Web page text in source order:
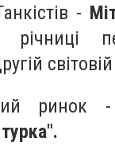
-
річниці
світовій
ринок